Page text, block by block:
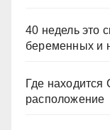
40 недель это
беременных и
Где находится
расположение